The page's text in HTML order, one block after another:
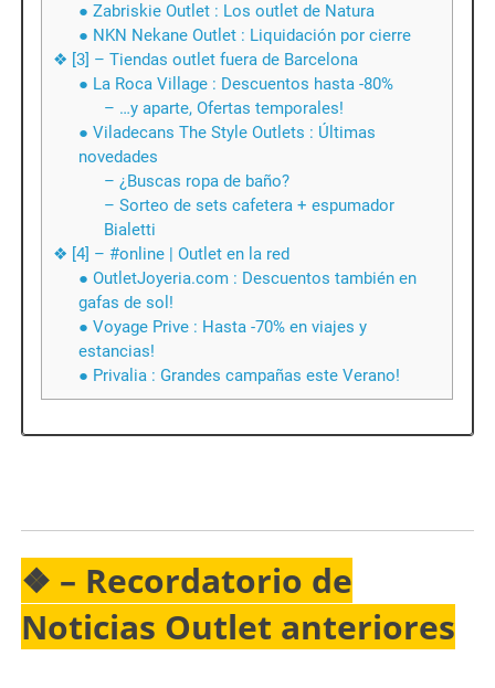
● Zabriskie Outlet : Los outlet de Natura
● NKN Nekane Outlet : Liquidación por cierre
❖ [3] – Tiendas outlet fuera de Barcelona
● La Roca Village : Descuentos hasta -80%
– …y aparte, Ofertas temporales!
● Viladecans The Style Outlets : Últimas
novedades
– ¿Buscas ropa de baño?
– Sorteo de sets cafetera + espumador
Bialetti
❖ [4] – #online | Outlet en la red
● OutletJoyeria.com : Descuentos también en
gafas de sol!
● Voyage Prive : Hasta -70% en viajes y
estancias!
● Privalia : Grandes campañas este Verano!
❖ – Recordatorio de
Noticias Outlet anteriores